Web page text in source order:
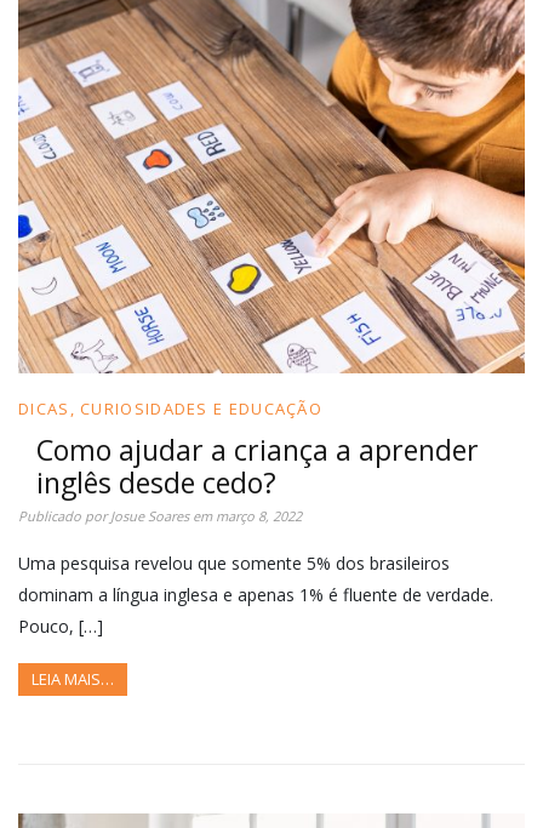
DICAS, CURIOSIDADES E EDUCAÇÃO
Como ajudar a criança a aprender
inglês desde cedo?
Publicado porJosue Soaresem março 8, 2022
Uma pesquisa revelou que somente 5% dos brasileiros
dominam a língua inglesa e apenas 1% é fluente de verdade.
Pouco, […]
LEIA MAIS…